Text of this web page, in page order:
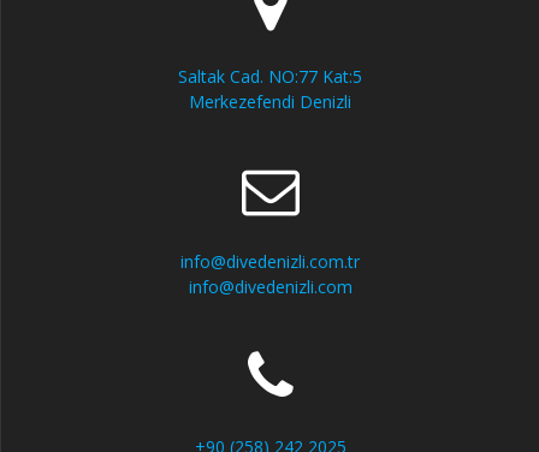
Saltak Cad. NO:77 Kat:5
Merkezefendi Denizli
info@divedenizli.com.tr
info@divedenizli.com
+90 (258) 242 2025